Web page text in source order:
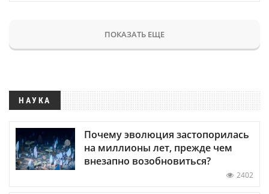
ПОКАЗАТЬ ЕЩЕ
НАУКА
Почему эволюция застопорилась
на миллионы лет, прежде чем
внезапно возобновиться?
2402